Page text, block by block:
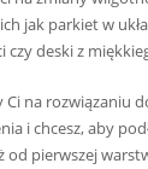
jak parkiet w
czy deski z
Ci na rozwiązaniu
i chcesz, aby
od pierwszej